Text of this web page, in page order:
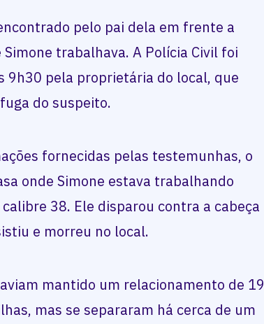
pelo pai dela em frente a
trabalhava. A Polícia Civil foi
9h30 pela proprietária do local, que
do suspeito.
fornecidas pelas testemunhas, o
onde Simone estava trabalhando
38. Ele disparou contra a cabeça
e morreu no local.
mantido um relacionamento de 19
mas se separaram há cerca de um